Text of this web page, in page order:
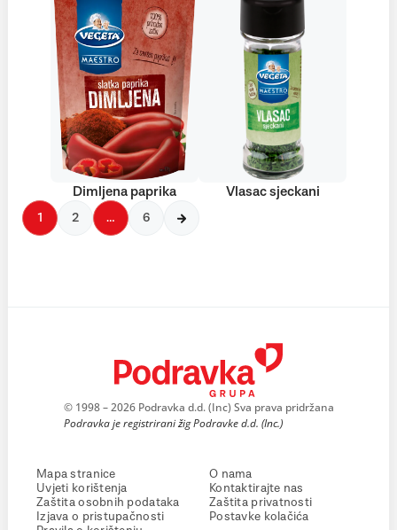
Dimljena paprika Vlasac sjeckani
1 2 … 6
© 1998 – 2026 Podravka d.d. (Inc) Sva prava pridržana
Podravka je registrirani žig Podravke d.d. (Inc.)
Mapa stranice
Uvjeti korištenja
Zaštita osobnih podataka
Izjava o pristupačnosti
O nama
Kontaktirajte nas
Zaštita privatnosti
Postavke kolačića